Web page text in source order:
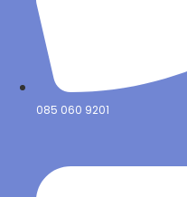
085 060 9201